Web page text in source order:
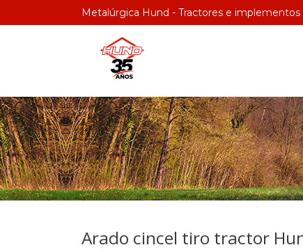
Metalúrgica Hund - Tractores e implementos
Arado cincel tiro tractor